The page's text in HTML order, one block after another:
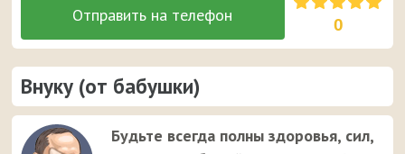
0
Внуку (от бабушки)
Будьте всегда полны здоровья, сил,